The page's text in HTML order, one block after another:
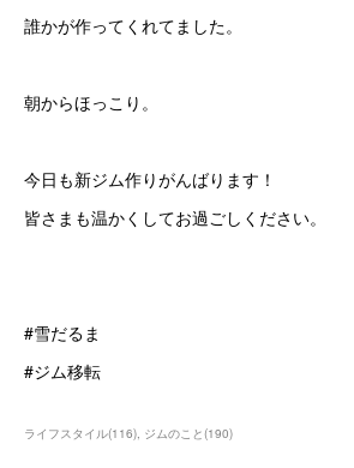
誰かが作ってくれてました。
朝からほっこり。
今日も新ジム作りがんばります！
皆さまも温かくしてお過ごしください。
#雪だるま
#ジム移転
ライフスタイル(116) ジムのこと(190)